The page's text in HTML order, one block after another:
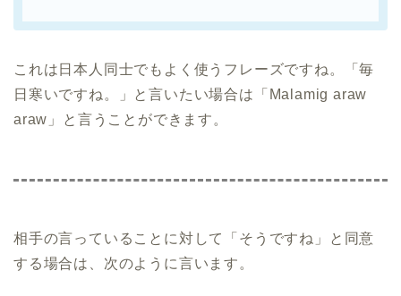
これは日本人同士でもよく使うフレーズですね。「毎
日寒いですね。」と言いたい場合は「Malamig araw
araw」と言うことができます。
相手の言っていることに対して「そうですね」と同意
する場合は、次のように言います。